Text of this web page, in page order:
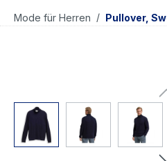
Mode für Herren / Pullover,
Bildergalerie überspringen